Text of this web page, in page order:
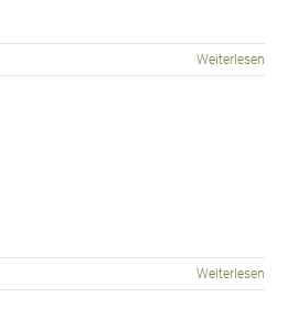
Weiterlesen
Weiterlesen